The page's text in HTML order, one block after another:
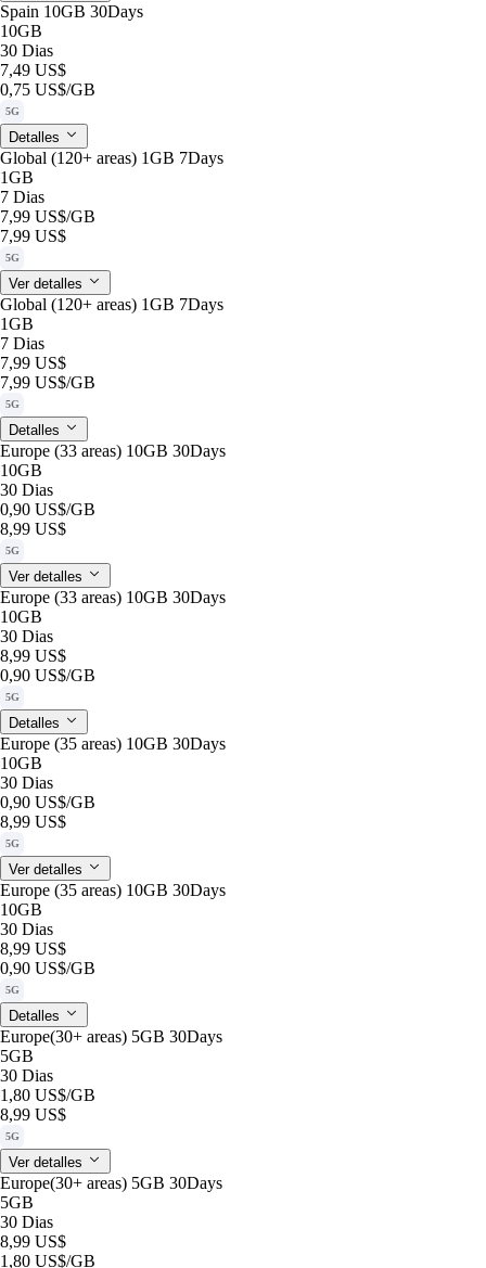
Spain 10GB 30Days
10GB
30 Dias
7,49 US$
0,75 US$/GB
5G
Detalles
Global (120+ areas) 1GB 7Days
1GB
7 Dias
7,99 US$/GB
7,99 US$
5G
Ver detalles
Global (120+ areas) 1GB 7Days
1GB
7 Dias
7,99 US$
7,99 US$/GB
5G
Detalles
Europe (33 areas) 10GB 30Days
10GB
30 Dias
0,90 US$/GB
8,99 US$
5G
Ver detalles
Europe (33 areas) 10GB 30Days
10GB
30 Dias
8,99 US$
0,90 US$/GB
5G
Detalles
Europe (35 areas) 10GB 30Days
10GB
30 Dias
0,90 US$/GB
8,99 US$
5G
Ver detalles
Europe (35 areas) 10GB 30Days
10GB
30 Dias
8,99 US$
0,90 US$/GB
5G
Detalles
Europe(30+ areas) 5GB 30Days
5GB
30 Dias
1,80 US$/GB
8,99 US$
5G
Ver detalles
Europe(30+ areas) 5GB 30Days
5GB
30 Dias
8,99 US$
1,80 US$/GB